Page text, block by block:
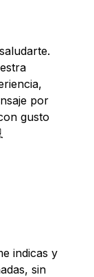
por
gusto
indicas y
sin